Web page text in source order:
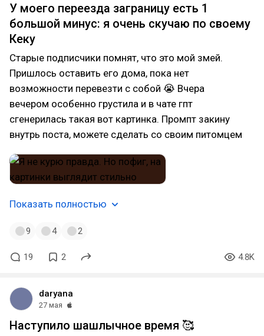
У моего переезда заграницу есть 1
большой минус: я очень скучаю по своему
Кеку
Старые подписчики помнят, что это мой змей.
Пришлось оставить его дома, пока нет
возможности перевезти с собой 😭 Вчера
вечером особенно грустила и в чате гпт
сгенерилась такая вот картинка. Промпт закину
внутрь поста, можете сделать со своим питомцем
Показать полностью
9 4 2
19 2 4.8K
daryana
27 мая
Наступило шашлычное время 🥰